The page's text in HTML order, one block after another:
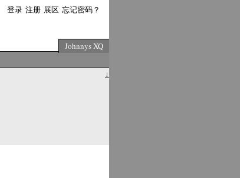
登录 注册 展区 忘记密码？
Johnnys XQ
↓